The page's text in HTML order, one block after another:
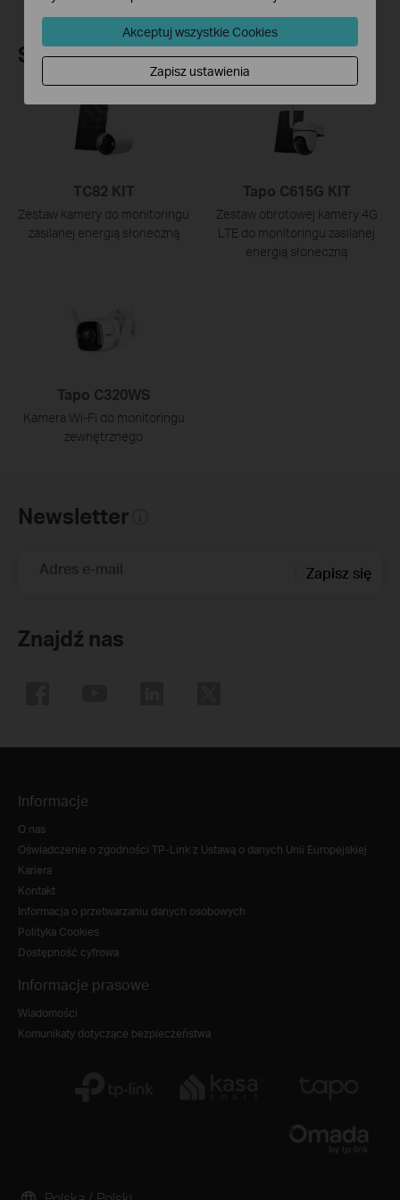
Sugerowane produkty
TC82 KIT
Zestaw kamery do monitoringu
zasilanej energią słoneczną
Tapo C615G KIT
Zestaw obrotowej kamery 4G
LTE do monitoringu zasilanej
energią słoneczną
Tapo C320WS
Kamera Wi-Fi do monitoringu
zewnętrznego
Newsletter
Adres e-mail Zapisz się
Znajdź nas
Informacje
O nas
Oświadczenie o zgodności TP-Link z Ustawą o danych Unii Europejskiej
Kariera
Kontakt
Informacja o przetwarzaniu danych osobowych
Polityka Cookies
Dostępność cyfrowa
Informacje prasowe
Wiadomości
Komunikaty dotyczące bezpieczeństwa
Akceptuj wszystkie Cookies
Zapisz ustawienia